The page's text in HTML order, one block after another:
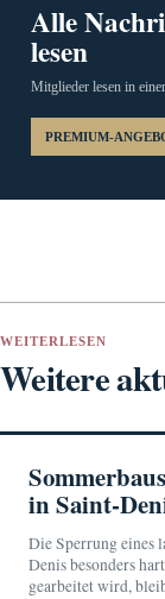
Alle
lesen
Mitglieder lesen in
PREMIUM-
WEITERLESEN
Weitere
in Saint-
Die Sperrung eines
Denis besonders
gearbeitet wird,